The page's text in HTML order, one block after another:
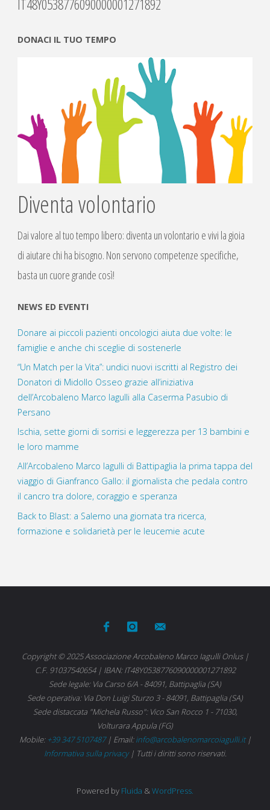
IT48Y0538776090000001271892
DONACI IL TUO TEMPO
Diventa volontario
Dai valore al tuo tempo libero: diventa un volontario e vivi la gioia
di aiutare chi ha bisogno. Non servono competenze specifiche,
basta un cuore grande così!
NEWS ED EVENTI
Donare ai piccoli pazienti oncologici aiuta due volte: le
famiglie e anche chi sceglie di sostenerle
“Un Match per la Vita”: undici nuovi iscritti al Registro dei
Donatori di Midollo Osseo grazie all’iniziativa
dell’Arcobaleno Marco Iagulli alla Caserma Pasubio di
Persano
Ischia, sette giorni di sorrisi e leggerezza per 13 bambini e
le loro mamme
All’Arcobaleno Marco Iagulli di Battipaglia la prima tappa del
viaggio di Gianfranco Gallo: il giornalista che pedala contro
il cancro tra dolore, coraggio e speranza
Back to Blast: a Salerno una giornata tra ricerca,
formazione e solidarietà per le leucemie acute
Copyright © 2025 Associazione Arcobaleno Marco Iagulli Onlus |
C.F. 91037540654 | IBAN: IT48Y0538776090000001271892
Sede legale: Via Carso 6/A - 84091, Battipaglia (SA)
Sede operativa: Via Don Luigi Sturzo 3 - 84091, Battipaglia (SA)
Sede distaccata "Michela Russo": Vico San Rocco 1 - 71030,
Volturara Appula (FG)
Mobile: +39 347 5107487| Email:info@arcobalenomarcoiagulli.it|
Informativa sulla privacy| Tutti i diritti sono riservati.
Powered by Fluida &WordPress.